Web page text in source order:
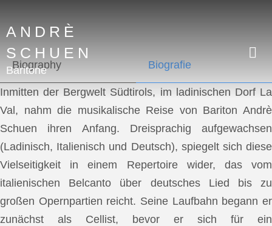
ANDRÈ
SCHUEN
Baritone
Biography Biografie
Inmitten der Bergwelt Südtirols, im ladinischen Dorf La
Val, nahm die musikalische Reise von Bariton Andrè
Schuen ihren Anfang. Dreisprachig aufgewachsen
(Ladinisch, Italienisch und Deutsch), spiegelt sich diese
Vielseitigkeit in einem Repertoire wider, das vom
italienischen Belcanto über deutsches Lied bis zu
großen Opernpartien reicht. Seine Laufbahn begann er
zunächst als Cellist, bevor er sich für ein